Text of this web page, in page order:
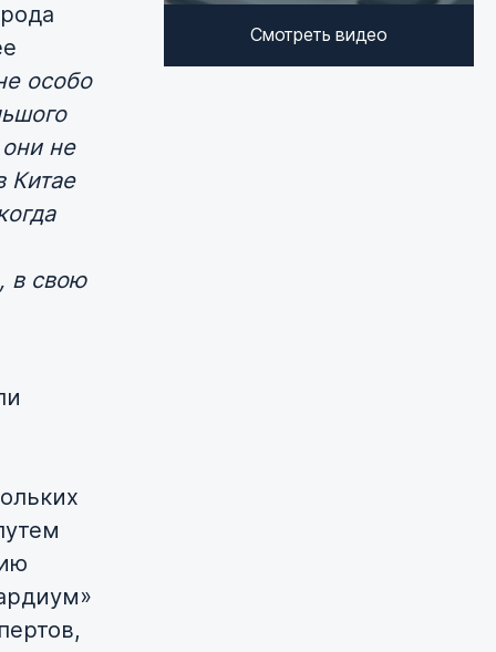
особо
не
Китае
в свою
Смотреть видео